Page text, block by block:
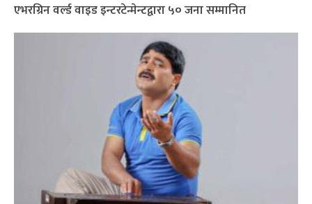
एभरग्रिन वर्ल्ड वाइड इन्टरटेन्मेन्टद्वारा ५० जना सम्मानित